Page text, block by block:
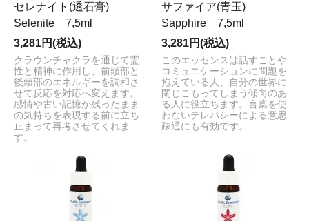
セレナイト(透石膏)
Selenite 7,5ml
3,281円(税込)
クラウンチャクラを通じて霊
性と精神に作用し、前頭部と
後頭部のエネルギーを調和さ
せて反応を対応へ変えます。
感情や古い記憶が残ったまま
の気持ちを表現する前に立ち
止まって再考させてくれま
す。
サファイア(青玉)
Sapphire 7,5ml
3,281円(税込)
このエッセンスは話すことや
コミュニケーションに問題を
抱えている人、自分の世界に
閉じこもってしまう傾向のあ
る人に役立ちます。言葉を使
わないテレパシーによる意思
疎通にも有効です。